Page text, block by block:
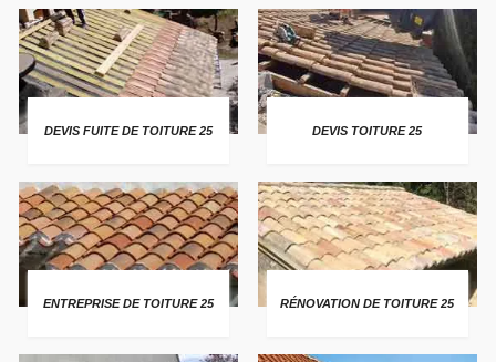
DEVIS FUITE DE TOITURE 25 DEVIS TOITURE 25
ENTREPRISE DE TOITURE 25 RÉNOVATION DE TOITURE 25